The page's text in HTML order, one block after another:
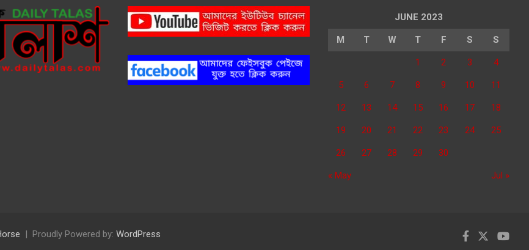
JUNE 2023
M T W T F S S
1 2 3 4
5 6 7 8 9 10 11
12 13 14 15 16 17 18
19 20 21 22 23 24 25
26 27 28 29 30
« May Jul »
Proudly Powered by: WordPress